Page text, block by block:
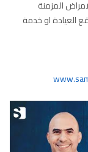
المزمنة
العيادة او خدمة